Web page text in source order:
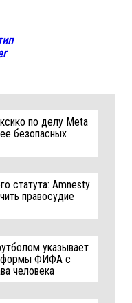
по делу Meta
безопасных
статута: Amnesty
правосудие
указывает
ФИФА с
человека